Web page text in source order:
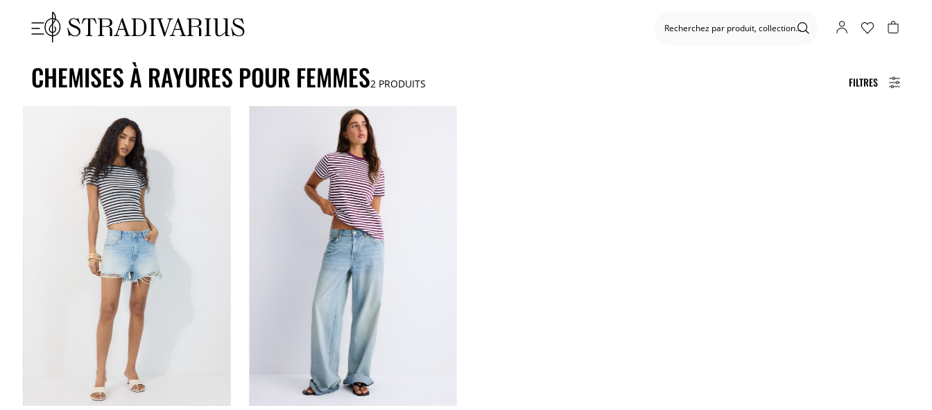
FILTRES
CHEMISES À RAYURES POUR FEMMES2 PRODUITS